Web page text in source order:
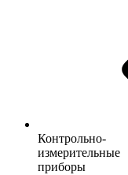
Контрольно-
измерительные
приборы